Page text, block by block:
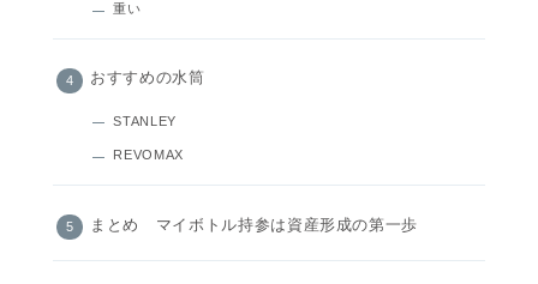
重い
おすすめの水筒
STANLEY
REVOMAX
まとめ マイボトル持参は資産形成の第一歩